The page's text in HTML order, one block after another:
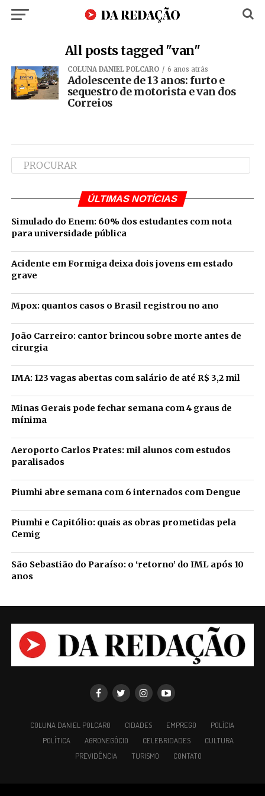
All posts tagged "van"
COLUNA DANIEL POLCARO 6 anos atrás
Adolescente de 13 anos: furto e
sequestro de motorista e van dos
Correios
ÚLTIMAS NOTÍCIAS
Simulado do Enem: 60% dos estudantes com nota
para universidade pública
Acidente em Formiga deixa dois jovens em estado
grave
Mpox: quantos casos o Brasil registrou no ano
João Carreiro: cantor brincou sobre morte antes de
cirurgia
IMA: 123 vagas abertas com salário de até R$ 3,2 mil
Minas Gerais pode fechar semana com 4 graus de
mínima
Aeroporto Carlos Prates: mil alunos com estudos
paralisados
Piumhi abre semana com 6 internados com Dengue
Piumhi e Capitólio: quais as obras prometidas pela
Cemig
São Sebastião do Paraíso: o ‘retorno’ do IML após 10
anos
COLUNA DANIEL POLCARO CIDADES EMPREGO
POLÍCIA
POLÍTICA
AGRONEGÓCIO CELEBRIDADES
CULTURA
PREVIDÊNCIA
TURISMO CONTATO